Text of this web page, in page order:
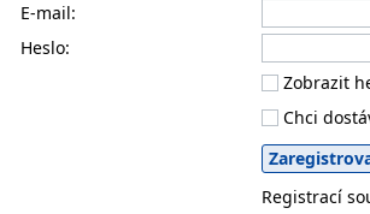
E-mail:
Heslo:
Zobrazit
Chci
Registrací